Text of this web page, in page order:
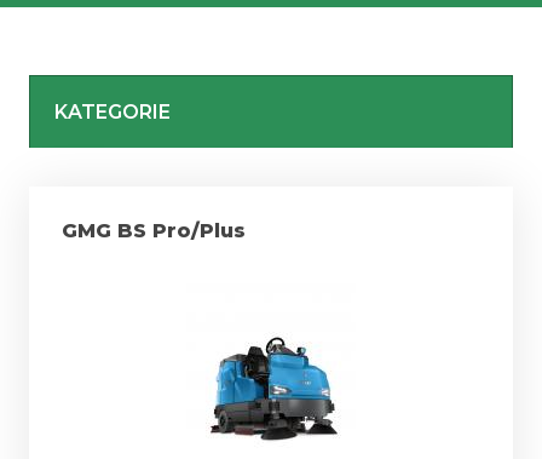
privátním sektoru atd.
bateriový s pohonem, BTS - bateriový s pohonem a
Stroje se sedící obsluhou mají pohon automaticky.
KATEGORIE
GMG BS Pro/Plus